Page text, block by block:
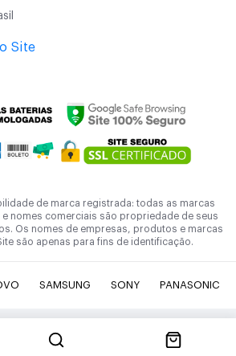
Site
de marca registrada: todas as marcas
nomes comerciais são propriedade de seus
Os nomes de empresas, produtos e marcas
são apenas para fins de identificação.
SAMSUNG SONY PANASONIC